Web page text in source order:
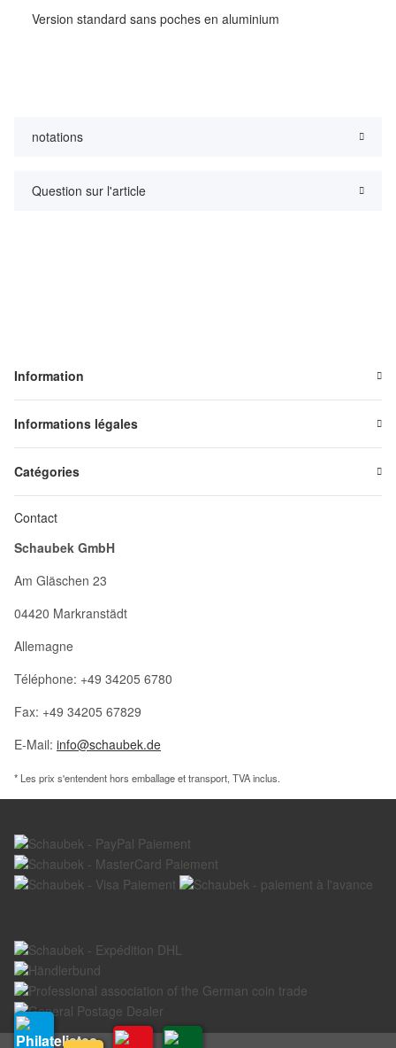
Version standard sans poches en aluminium
notations
Question sur l'article
Information
Informations légales
Catégories
Contact
Schaubek GmbH
Am Gläschen 23
04420 Markranstädt
Allemagne
Téléphone: +49 34205 6780
Fax: +49 34205 67829
E-Mail: info@schaubek.de
* Les prix s'entendent hors emballage et transport, TVA inclus.